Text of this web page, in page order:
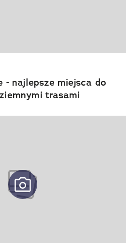
- najlepsze miejsca do
trasami